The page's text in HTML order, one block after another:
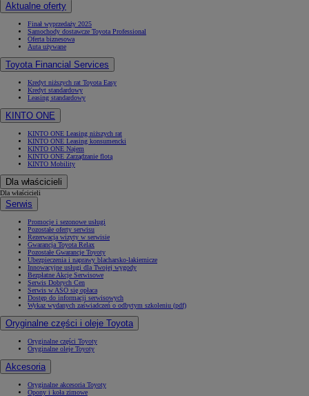
Aktualne oferty
Finał wyprzedaży 2025
Samochody dostawcze Toyota Professional
Oferta biznesowa
Auta używane
Toyota Financial Services
Kredyt niższych rat Toyota Easy
Kredyt standardowy
Leasing standardowy
KINTO ONE
KINTO ONE Leasing niższych rat
KINTO ONE Leasing konsumencki
KINTO ONE Najem
KINTO ONE Zarządzanie flotą
KINTO Mobility
Dla właścicieli
Dla właścicieli
Serwis
Promocje i sezonowe usługi
Pozostałe oferty serwisu
Rezerwacja wizyty w serwisie
Gwarancja Toyota Relax
Pozostałe Gwarancje Toyoty
Ubezpieczenia i naprawy blacharsko-lakiernicze
Innowacyjne usługi dla Twojej wygody
Bezpłatne Akcje Serwisowe
Serwis Dobrych Cen
Serwis w ASO się opłaca
Dostęp do informacji serwisowych
Wykaz wydanych zaświadczeń o odbytym szkoleniu (pdf)
Oryginalne części i oleje Toyota
Oryginalne części Toyoty
Oryginalne oleje Toyoty
Akcesoria
Oryginalne akcesoria Toyoty
Opony i koła zimowe